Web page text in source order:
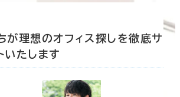
が理想のオフィス探しを徹底サ
いたします